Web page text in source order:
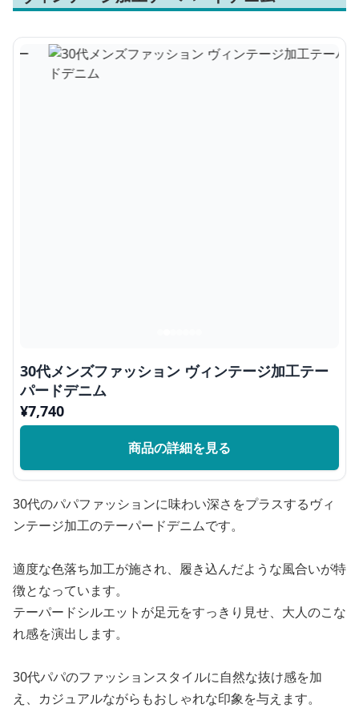
30代メンズファッション ヴィンテージ加工テー
パードデニム
¥7,740
商品の詳細を見る
30代のパパファッションに味わい深さをプラスするヴィ
ンテージ加工のテーパードデニムです。
適度な色落ち加工が施され、履き込んだような風合いが特
徴となっています。
テーパードシルエットが足元をすっきり見せ、大人のこな
れ感を演出します。
30代パパのファッションスタイルに自然な抜け感を加
え、カジュアルながらもおしゃれな印象を与えます。